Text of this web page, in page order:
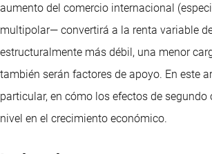
aumento del comercio internacional
multipolar— convertirá a la renta variable
estructuralmente más débil, una menor
también serán factores de apoyo. En este
particular, en cómo los efectos de
nivel en el crecimiento económico.